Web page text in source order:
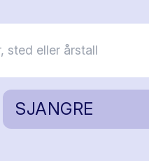
SJANGRE